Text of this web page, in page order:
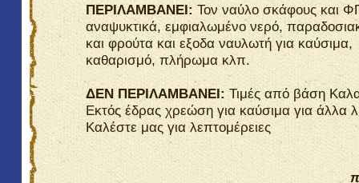
ΠΕΡΙΛΑΜΒΑΝΕΙ: Τον ναύλο σκάφους και
αναψυκτικά, εμφιαλωμένο νερό,
και φρούτα και εξοδα ναυλωτή για καύσιμα,
καθαρισμό, πλήρωμα κλπ.
ΔΕΝ ΠΕΡΙΛΑΜΒΑΝΕΙ: Τιμές από βάση
Εκτός έδρας χρεώση για καύσιμα για άλλα
Καλέστε μας για λεπτομέρειες